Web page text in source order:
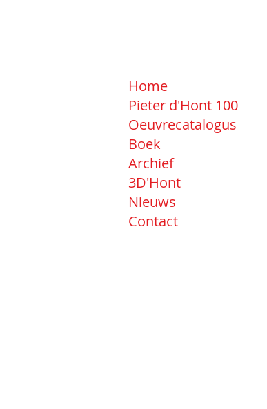
Home
Pieter d'Hont 100
Oeuvrecatalogus
Boek
Archief
3D'Hont
Nieuws
Contact